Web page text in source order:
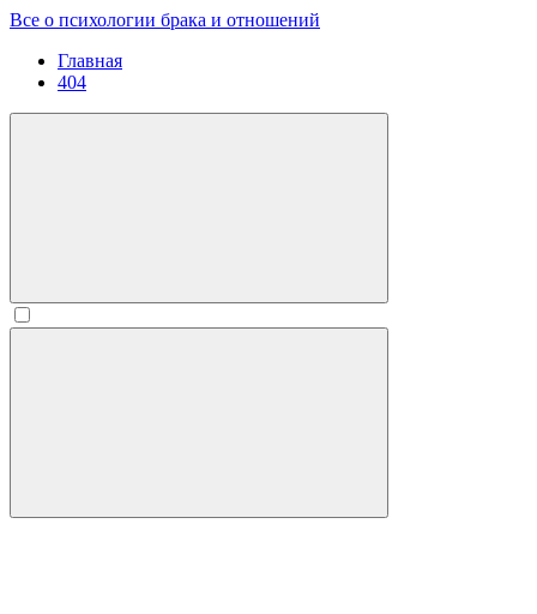
Все о психологии брака и отношений
Главная
404